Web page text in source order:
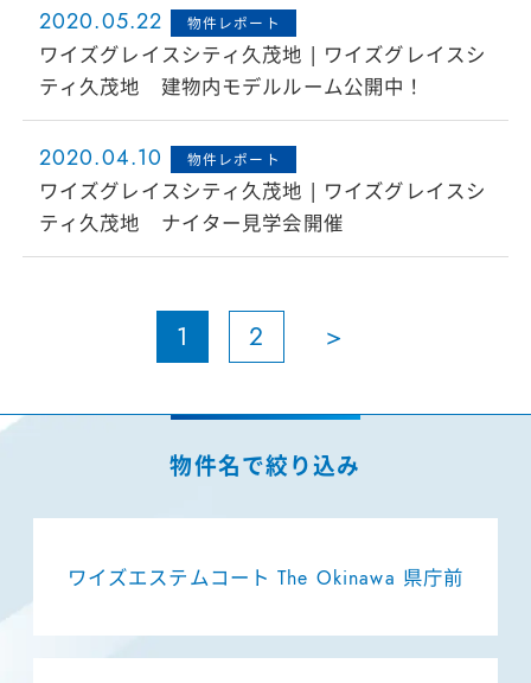
ワイズエステムコート The Okinawa 県庁前
2020.05.22 物件レポート
ワイズグレイスシティ久茂地 | ワイズグレイスシ
ティ久茂地 建物内モデルルーム公開中！
2020.04.10 物件レポート
ワイズグレイスシティ久茂地 | ワイズグレイスシ
ティ久茂地 ナイター見学会開催
1 2 >